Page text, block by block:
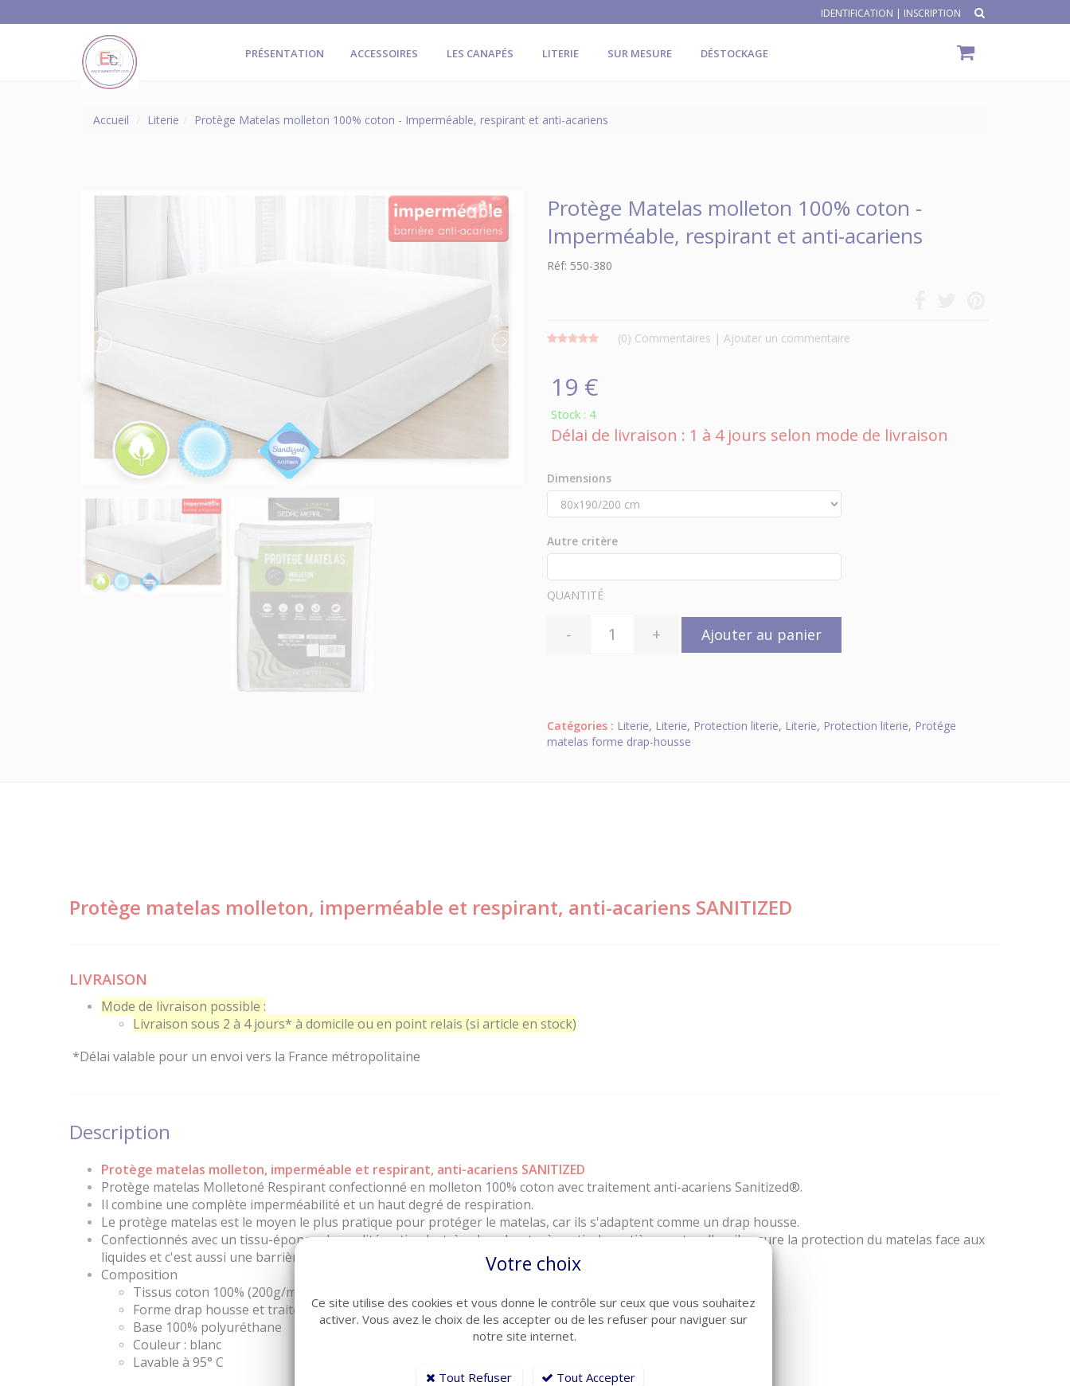
IDENTIFICATION | INSCRIPTION
PRÉSENTATION ACCESSOIRES LES CANAPÉS LITERIE SUR MESURE DÉSTOCKAGE
Accueil Literie Protège Matelas molleton 100% coton - Imperméable, respirant et anti-acariens
Protège Matelas molleton 100% coton -
Imperméable, respirant et anti-acariens
Réf: 550-380
(0) Commentaires | Ajouter un commentaire
19 €
Stock : 4
Délai de livraison : 1 à 4 jours selon mode de livraison
Dimensions
Autre critère
QUANTITÉ
- + Ajouter au panier
Catégories : Literie, Literie, Protection literie, Literie, Protection literie, Protége
matelas forme drap-housse
Protège matelas molleton, imperméable et respirant, anti-acariens SANITIZED
LIVRAISON
Mode de livraison possible :
Livraison sous 2 à 4 jours* à domicile ou en point relais (si article en stock)
*Délai valable pour un envoi vers la France métropolitaine
Description
Protège matelas molleton, imperméable et respirant, anti-acariens SANITIZED
Protège matelas Molletoné Respirant confectionné en molleton 100% coton avec traitement anti-acariens Sanitized®.
Il combine une complète imperméabilité et un haut degré de respiration.
Le protège matelas est le moyen le plus pratique pour protéger le matelas, car ils s'adaptent comme un drap housse.
Confectionnés avec un tissu-éponge de qualité optimale, très absorbante, à partir de matières naturelles, il assure la protection du matelas face aux
liquides et c'est aussi une barrière efficace contre les germes et bactéries.
Composition
Tissus coton 100% (200g/m²) très absorbant, antiallergique et anti-acariens.
Forme drap housse et traitement SANFOR Anti-rétrécissement
Base 100% polyuréthane
Couleur : blanc
Lavable à 95° C
Votre choix
Ce site utilise des cookies et vous donne le contrôle sur ceux que vous souhaitez
activer. Vous avez le choix de les accepter ou de les refuser pour naviguer sur
notre site internet.
Tout Refuser Tout Accepter